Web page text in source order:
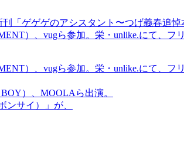
「ゲゲゲのアシスタント〜つげ義春追
）、vugら参加。栄・unlike.にて、フ
）、vugら参加。栄・unlike.にて、フ
）、MOOLAら出演。
サイ）」が、